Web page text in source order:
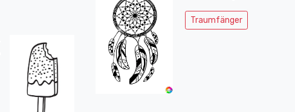
Traumfänger